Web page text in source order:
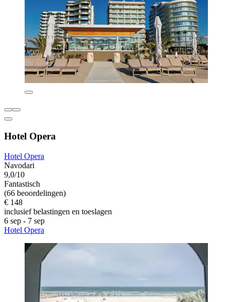
Hotel Opera
Hotel Opera
Navodari
9,0/10
Fantastisch
(66 beoordelingen)
€ 148
inclusief belastingen en toeslagen
6 sep - 7 sep
Hotel Opera